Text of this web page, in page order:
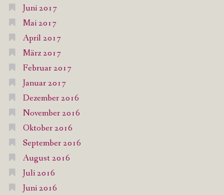
Juni 2017
Mai 2017
April 2017
März 2017
Februar 2017
Januar 2017
Dezember 2016
November 2016
Oktober 2016
September 2016
August 2016
Juli 2016
Juni 2016